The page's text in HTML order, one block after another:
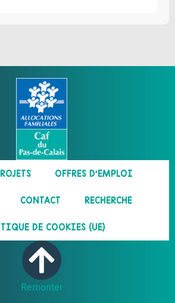
OFFRES D’EMPLOI
CONTACT RECHERCHE
DE COOKIES (UE)
Remonter